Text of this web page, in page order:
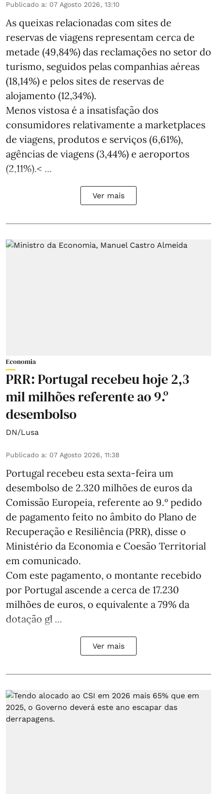
Publicado a: 07 Agosto 2026, 13:10
As queixas relacionadas com sites de
reservas de viagens representam cerca de
metade (49,84%) das reclamações no setor do
turismo, seguidos pelas companhias aéreas
(18,14%) e pelos sites de reservas de
alojamento (12,34%).
Menos vistosa é a insatisfação dos
consumidores relativamente a marketplaces
de viagens, produtos e serviços (6,61%),
agências de viagens (3,44%) e aeroportos
(2,11%).< ...
Ver mais
Economia
PRR: Portugal recebeu hoje 2,3
mil milhões referente ao 9.º
desembolso
DN/Lusa
Publicado a: 07 Agosto 2026, 11:38
Portugal recebeu esta sexta-feira um
desembolso de 2.320 milhões de euros da
Comissão Europeia, referente ao 9.º pedido
de pagamento feito no âmbito do Plano de
Recuperação e Resiliência (PRR), disse o
Ministério da Economia e Coesão Territorial
em comunicado.
Com este pagamento, o montante recebido
por Portugal ascende a cerca de 17.230
milhões de euros, o equivalente a 79% da
dotação gl ...
Ver mais